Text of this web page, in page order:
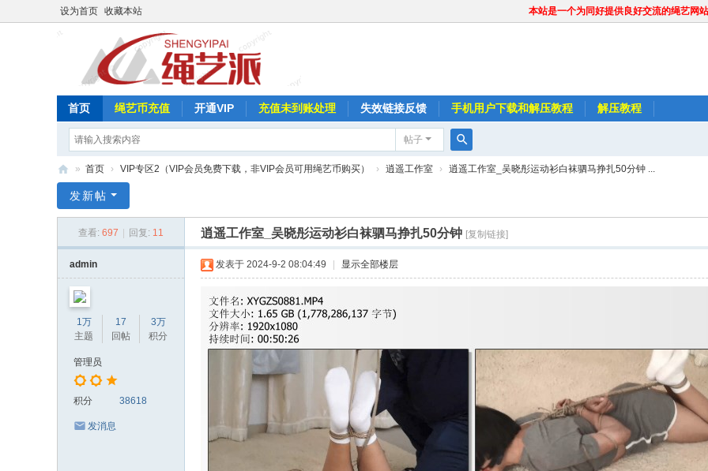
设为首页 收藏本站 本站是一个为同好提供良好交流的绳艺网
首页 绳艺币充值 开通VIP 充值未到账处理 失效链接反馈 手机用户下载和解压教程 解压教程
帖子
搜
艺
» 首页 › VIP专区2（VIP会员免费下载，非VIP会员可用绳艺币购买） › 逍遥工作室 › 逍遥工作室_吴晓彤运动衫白袜驷马挣扎50分钟 ...
发新帖
查看: 697 回复: 11 逍遥工作室_吴晓彤运动衫白袜驷马挣扎50分钟 [复制链接]
admin
1万
主题
17
回帖
3万
积分
管理员
积分 38618
发消息
发表于 2024-9-2 08:04:49 显示全部楼层